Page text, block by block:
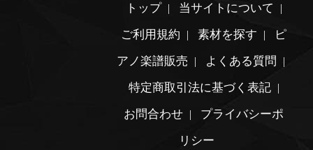
トップ
当サイトについて
ご利用規約
素材を探す
ピ
アノ楽譜販売
よくある質問
特定商取引法に基づく表記
お問合わせ
プライバシーポ
リシー